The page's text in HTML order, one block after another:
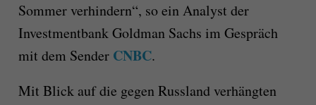
Sommer verhindern“, so ein Analyst der
Investmentbank Goldman Sachs im Gespräch
mit dem Sender CNBC.
Mit Blick auf die gegen Russland verhängten